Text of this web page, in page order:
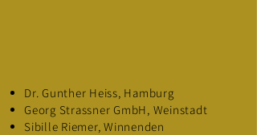
Dr. Gunther Heiss, Hamburg
Georg Strassner GmbH, Weinstadt
Sibille Riemer, Winnenden